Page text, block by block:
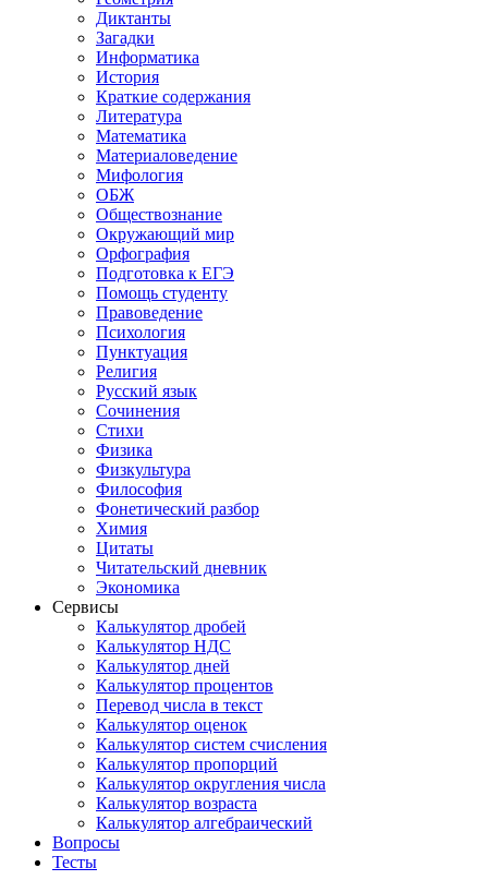
Диктанты
Загадки
Информатика
История
Краткие содержания
Литература
Математика
Материаловедение
Мифология
ОБЖ
Обществознание
Окружающий мир
Орфография
Подготовка к ЕГЭ
Помощь студенту
Правоведение
Психология
Пунктуация
Религия
Русский язык
Сочинения
Стихи
Физика
Физкультура
Философия
Фонетический разбор
Химия
Цитаты
Читательский дневник
Экономика
Сервисы
Калькулятор дробей
Калькулятор НДС
Калькулятор дней
Калькулятор процентов
Перевод числа в текст
Калькулятор оценок
Калькулятор систем счисления
Калькулятор пропорций
Калькулятор округления числа
Калькулятор возраста
Калькулятор алгебраический
Вопросы
Тесты